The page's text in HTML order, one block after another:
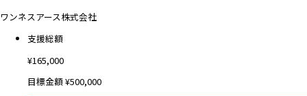
ワンネスアース株式会社
支援総額
¥165,000
目標金額¥500,000